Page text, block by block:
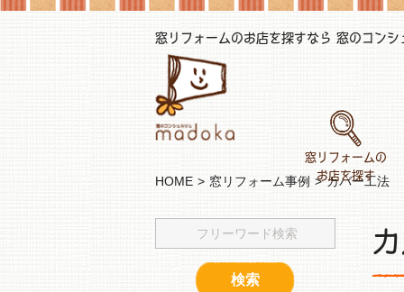
窓リフォームのお店を探すなら 窓のコン
窓リフォームの
お店を探す
HOME 窓リフォーム事例 カバー工法